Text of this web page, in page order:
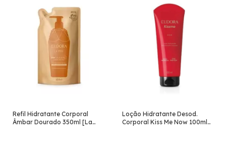
Refil Hidratante Corporal
Âmbar Dourado 350ml [La
Loção Hidratante Desod.
Corporal Kiss Me Now 100ml